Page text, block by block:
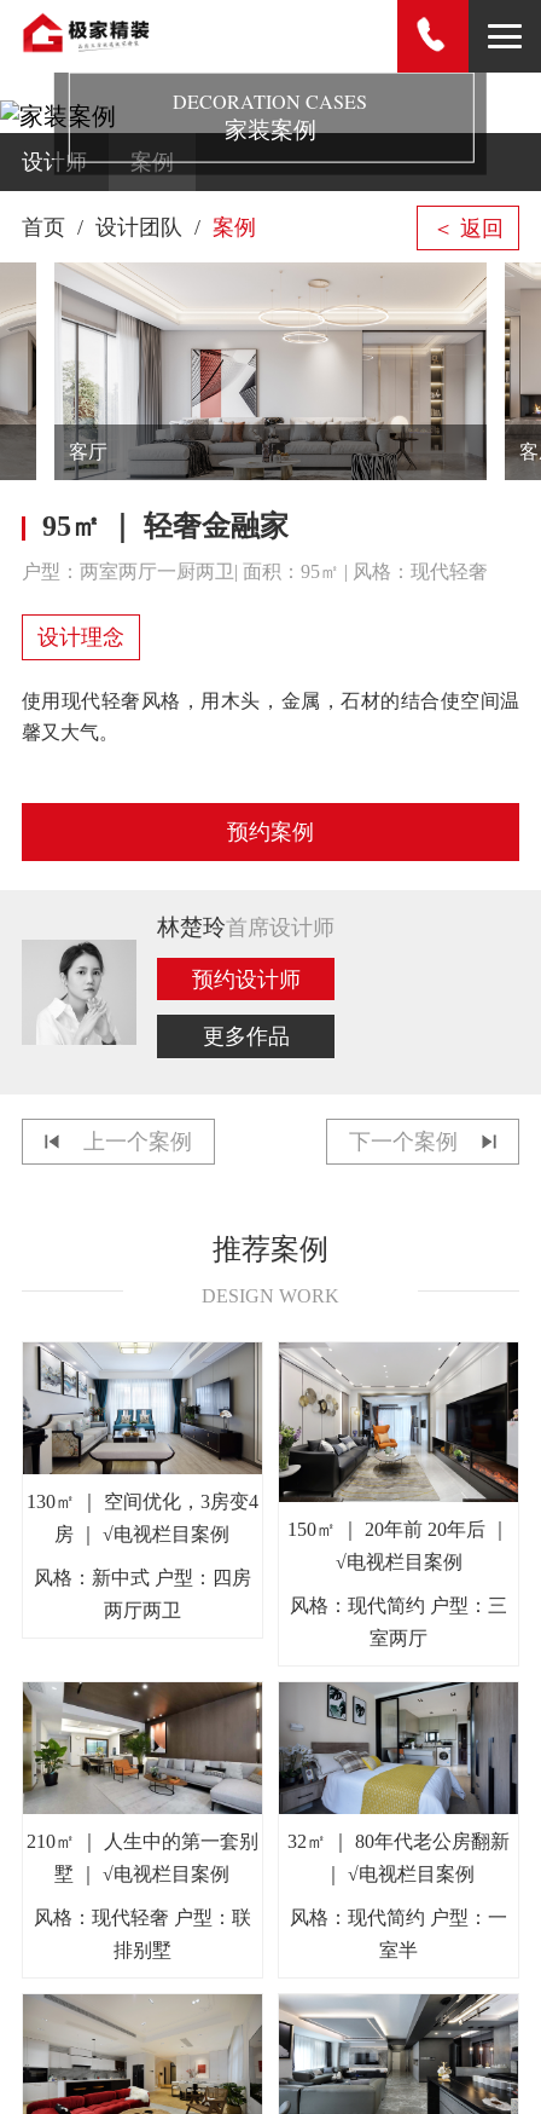
DECORATION CASES
家装案例
设计师 案例
首页 设计团队 案例 ＜ 返回
客厅
95㎡ ｜ 轻奢金融家
户型：两室两厅一厨两卫| 面积：95㎡ | 风格：现代轻奢
设计理念
使用现代轻奢风格，用木头，金属，石材的结合使空间温
馨又大气。
预约案例
林楚玲首席设计师
预约设计师
更多作品
上一个案例 下一个案例
推荐案例
DESIGN WORK
130㎡ ｜ 空间优化，3房变4
房 ｜ √电视栏目案例
风格：新中式 户型：四房
两厅两卫
150㎡ ｜ 20年前 20年后 ｜
√电视栏目案例
风格：现代简约 户型：三
室两厅
210㎡ ｜ 人生中的第一套别
墅 ｜ √电视栏目案例
风格：现代轻奢 户型：联
排别墅
32㎡ ｜ 80年代老公房翻新
｜ √电视栏目案例
风格：现代简约 户型：一
室半